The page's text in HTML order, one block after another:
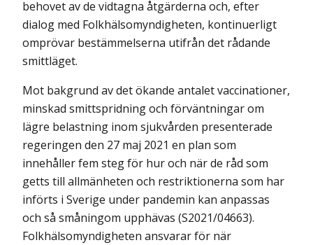
behovet av de vidtagna åtgärderna och, efter
dialog med Folkhälsomyndigheten, kontinuerligt
omprövar bestämmelserna utifrån det rådande
smittläget.
Mot bakgrund av det ökande antalet vaccinationer,
minskad smittspridning och förväntningar om
lägre belastning inom sjukvården presenterade
regeringen den 27 maj 2021 en plan som
innehåller fem steg för hur och när de råd som
getts till allmänheten och restriktionerna som har
införts i Sverige under pandemin kan anpassas
och så småningom upphävas (S2021/04663).
Folkhälsomyndigheten ansvarar för när